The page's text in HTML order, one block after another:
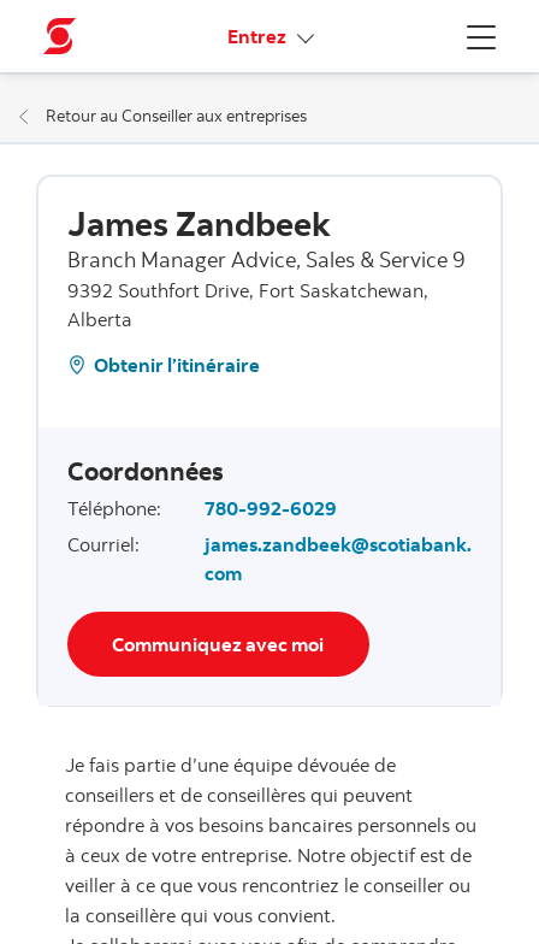
Menu
Entrez Liens connexes
Retour au Conseiller aux entreprises
James Zandbeek
Branch Manager Advice, Sales & Service 9
9392 Southfort Drive, Fort Saskatchewan,
Alberta
Obtenir l’itinéraire
Coordonnées
Téléphone:
780-992-6029
Courriel:
james.zandbeek@scotiabank.
com
Communiquez avec moi
Je fais partie d’une équipe dévouée de
conseillers et de conseillères qui peuvent
répondre à vos besoins bancaires personnels ou
à ceux de votre entreprise. Notre objectif est de
veiller à ce que vous rencontriez le conseiller ou
la conseillère qui vous convient.